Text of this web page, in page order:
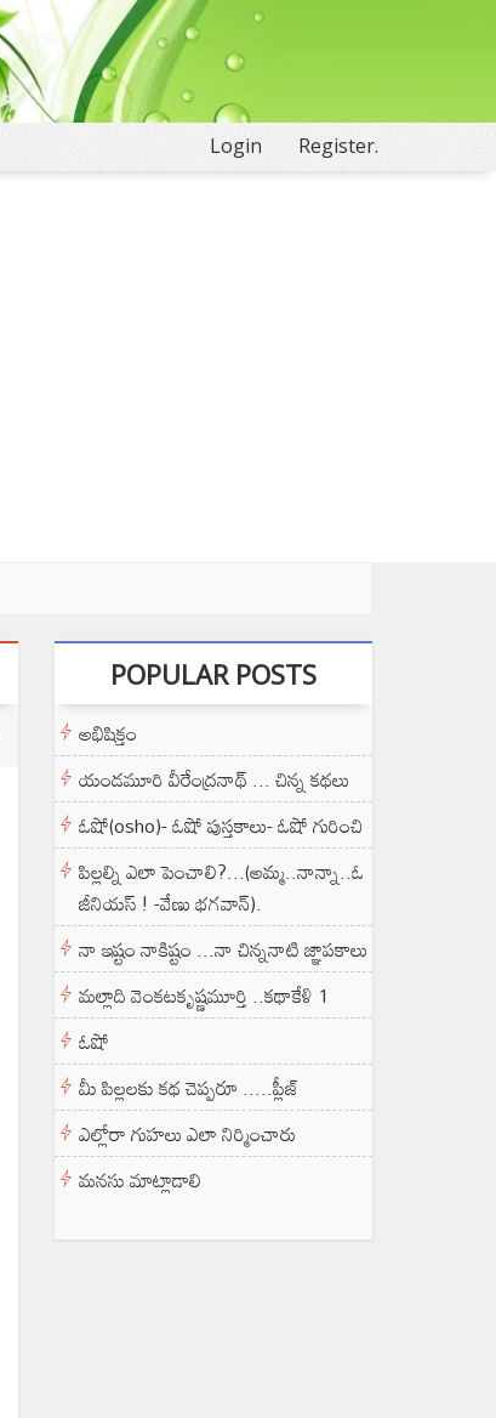
Login Register.
POPULAR POSTS
అభిషిక్తం
యండమూరి వీరేంద్రనాథ్ ... చిన్న కథలు
ఓషో(osho)- ఓషో పుస్తకాలు- ఓషో గురించి
పిల్లల్ని ఎలా పెంచాలి?...(అమ్మ..నాన్నా..ఓ
జీనియస్ ! -వేణు భగవాన్).
నా ఇష్టం నాకిష్టం ...నా చిన్ననాటి జ్ఞాపకాలు
మల్లాది వెంకటకృష్ణమూర్తి ..కథాకేళి 1
ఓషో
మీ పిల్లలకు కథ చెప్పరూ .....ప్లీజ్
ఎల్లోరా గుహలు ఎలా నిర్మించారు
మనసు మాట్లాడాలి